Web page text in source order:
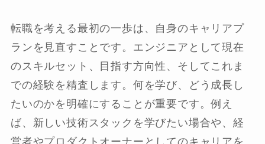
転職を考える最初の一歩は、自身のキャリアプ
ランを見直すことです。エンジニアとして現在
のスキルセット、目指す方向性、そしてこれま
での経験を精査します。何を学び、どう成長し
たいのかを明確にすることが重要です。例え
ば、新しい技術スタックを学びたい場合や、経
営者やプロダクトオーナーとしてのキャリアを